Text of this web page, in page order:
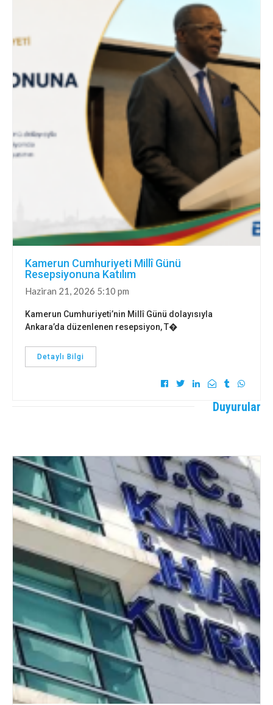
Kamerun Cumhuriyeti Millî Günü
Resepsiyonuna Katılım
Haziran 21, 2026 5:10 pm
Kamerun Cumhuriyeti’nin Millî Günü dolayısıyla
Ankara’da düzenlenen resepsiyon, T�
Detaylı Bilgi
Duyurular